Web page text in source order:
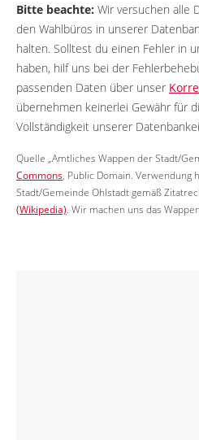
Bitte beachte: Wir versuchen alle
den Wahlbüros in unserer
halten. Solltest du einen Fehler in
haben, hilf uns bei der
passenden Daten über unser
übernehmen keinerlei Gewähr für
Vollständigkeit unserer
Quelle „Amtliches Wappen der Stadt/
Commons, Public Domain.
Stadt/Gemeinde Ohlstadt gemäß
(Wikipedia). Wir machen uns das